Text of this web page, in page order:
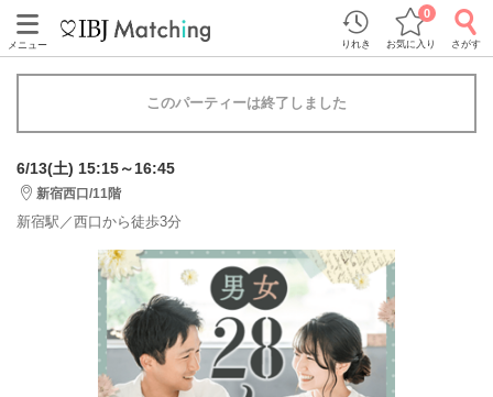
メニュー りれき お気に入り
0
さがす
このパーティーは終了しました
6/13(土) 15:15～16:45
新宿西口/11階
新宿駅／西口から徒歩3分